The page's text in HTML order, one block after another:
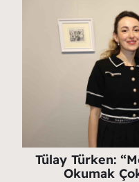
Tülay Türken:
Okumak